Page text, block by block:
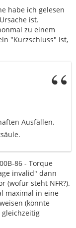
habe ich gelesen
ist.
zu einem
"Kurzschluss" ist,
Ausfällen.
86 - Torque
invalid" dann
(wofür steht NFR?).
maximal in eine
(könnte